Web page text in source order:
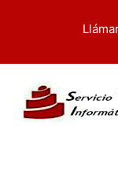
Buscar